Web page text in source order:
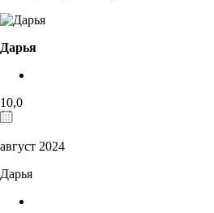
Дарья
10,0
август 2024
Дарья